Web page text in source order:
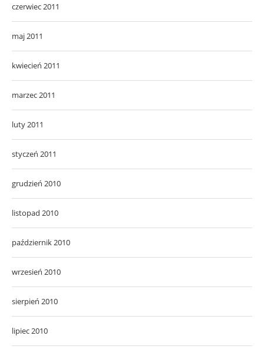
czerwiec 2011
maj 2011
kwiecień 2011
marzec 2011
luty 2011
styczeń 2011
grudzień 2010
listopad 2010
październik 2010
wrzesień 2010
sierpień 2010
lipiec 2010